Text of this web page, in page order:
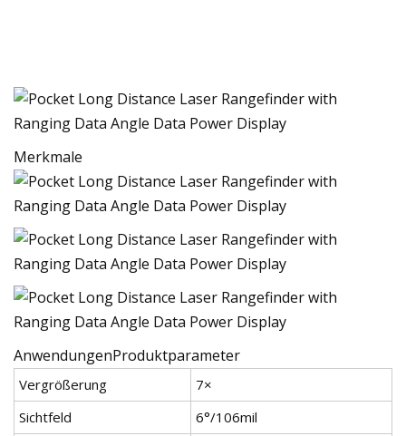
Merkmale
AnwendungenProduktparameter
Vergrößerung
7×
Sichtfeld
6°/106mil